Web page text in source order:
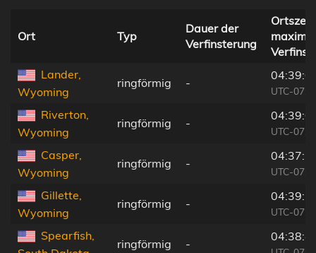
Ort Typ
Dauer der
Verfinsterung
Ortszeit
Lander,
Wyoming
ringförmig -
UTC-
Riverton,
Wyoming
ringförmig -
UTC-
Casper,
Wyoming
ringförmig -
UTC-
Gillette,
Wyoming
ringförmig -
UTC-
Spearfish,
ringförmig -